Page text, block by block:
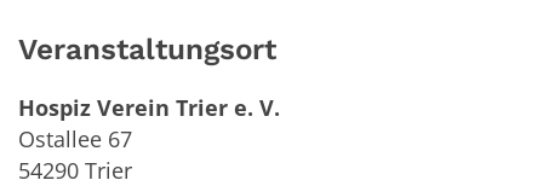
Veranstaltungsort
Hospiz Verein Trier e. V.
Ostallee 67
54290 Trier